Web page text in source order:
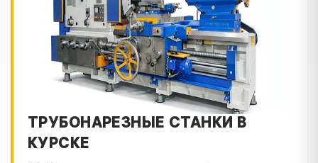
ТРУБОНАРЕЗНЫЕ СТАНКИ В
КУРСКЕ